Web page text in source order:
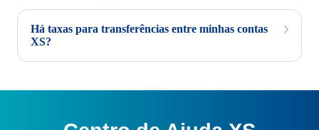
Há taxas para transferências entre minhas contas
XS?